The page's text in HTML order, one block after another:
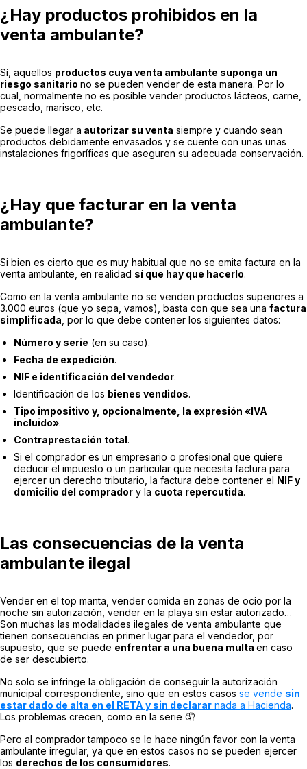
¿Hay productos prohibidos en la
venta ambulante?
Sí, aquellos productos cuya venta ambulante suponga un
riesgo sanitario no se pueden vender de esta manera. Por lo
cual, normalmente no es posible vender productos lácteos, carne,
pescado, marisco, etc.
Se puede llegar a autorizar su venta siempre y cuando sean
productos debidamente envasados y se cuente con unas unas
instalaciones frigoríficas que aseguren su adecuada conservación.
¿Hay que facturar en la venta
ambulante?
Si bien es cierto que es muy habitual que no se emita factura en la
venta ambulante, en realidad sí que hay que hacerlo.
Como en la venta ambulante no se venden productos superiores a
3.000 euros (que yo sepa, vamos), basta con que sea una factura
simplificada , por lo que debe contener los siguientes datos:
Número y serie (en su caso).
Fecha de expedición.
NIF e identificación del vendedor.
Identificación de los bienes vendidos.
Tipo impositivo y, opcionalmente, la expresión «IVA
incluido».
Contraprestación total.
Si el comprador es un empresario o profesional que quiere
deducir el impuesto o un particular que necesita factura para
ejercer un derecho tributario, la factura debe contener el NIF y
domicilio del comprador y la cuota repercutida.
Las consecuencias de la venta
ambulante ilegal
Vender en el top manta, vender comida en zonas de ocio por la
noche sin autorización, vender en la playa sin estar autorizado…
Son muchas las modalidades ilegales de venta ambulante que
tienen consecuencias en primer lugar para el vendedor, por
supuesto, que se puede enfrentar a una buena multa en caso
de ser descubierto.
No solo se infringe la obligación de conseguir la autorización
municipal correspondiente, sino que en estos casos se vende sin
estar dado de alta en el RETA y sin declarar nada a Hacienda.
Los problemas crecen, como en la serie 🤦
Pero al comprador tampoco se le hace ningún favor con la venta
ambulante irregular, ya que en estos casos no se pueden ejercer
los derechos de los consumidores.